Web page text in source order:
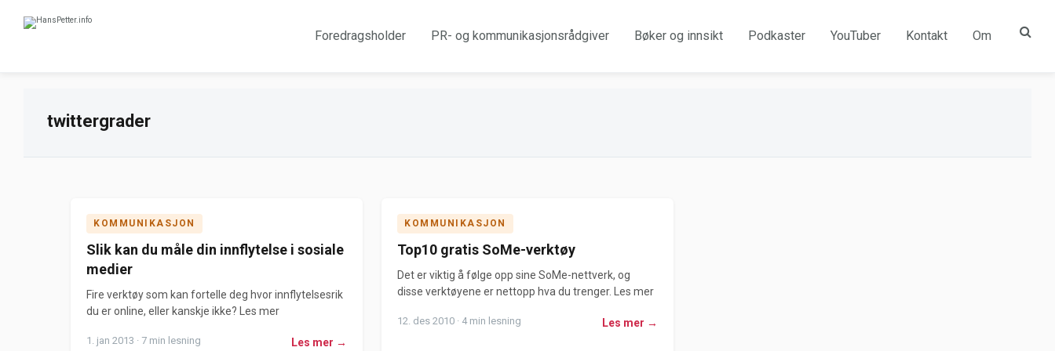
Foredragsholder PR- og kommunikasjonsrådgiver Bøker og innsikt Podkaster YouTuber Kontakt Om
twittergrader
KOMMUNIKASJON
Slik kan du måle din innflytelse i sosiale
medier
Fire verktøy som kan fortelle deg hvor innflytelsesrik
du er online, eller kanskje ikke? Les mer
1. jan 2013 · 7 min lesning Les mer →
KOMMUNIKASJON
Top10 gratis SoMe-verktøy
Det er viktig å følge opp sine SoMe-nettverk, og
disse verktøyene er nettopp hva du trenger. Les mer
12. des 2010 · 4 min lesning Les mer →